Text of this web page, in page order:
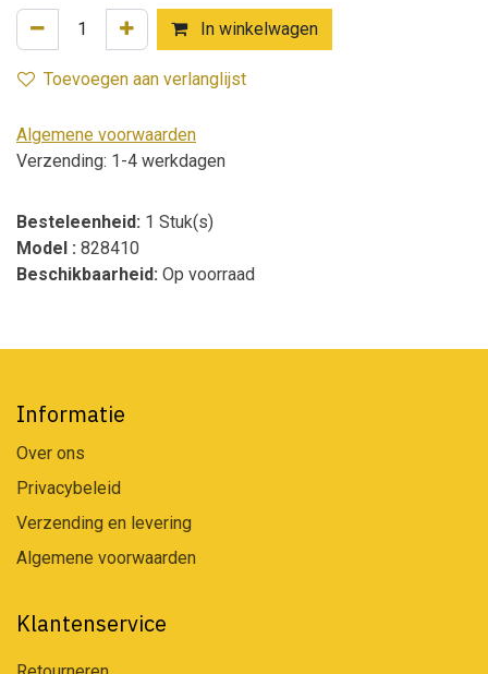
In winkelwagen
Toevoegen aan verlanglijst
Algemene voorwaarden
Verzending: 1-4 werkdagen
Besteleenheid: 1 Stuk(s)
Model : 828410
Beschikbaarheid: Op voorraad
Informatie
Over ons
Privacybeleid
Verzending en levering
Algemene voorwaarden
Klantenservice